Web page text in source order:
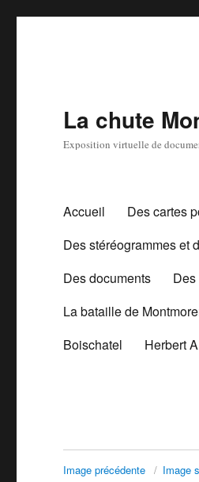
La chute
Exposition virtuelle de
Accueil Des cartes
Des stéréogrammes et
Des documents
La bataille de
Boischatel
Herbert
Image précédente Image